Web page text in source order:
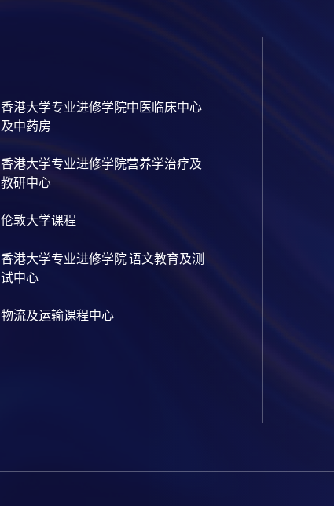
香港大学专业进修学院中医临床中心
及中药房
香港大学专业进修学院营养学治疗及
教研中心
伦敦大学课程
香港大学专业进修学院 语文教育及测
试中心
物流及运输课程中心